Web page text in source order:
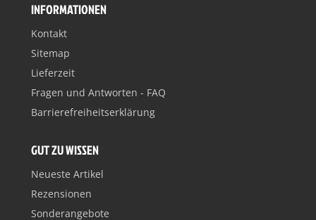
INFORMATIONEN
Kontakt
Sitemap
Lieferzeit
Fragen und Antworten - FAQ
Barrierefreiheitserklärung
GUT ZU WISSEN
Neueste Artikel
Rezensionen
Sonderangebote